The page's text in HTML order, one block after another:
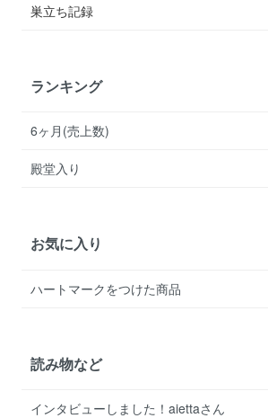
巣立ち記録
ランキング
6ヶ月(売上数)
殿堂入り
お気に入り
ハートマークをつけた商品
読み物など
インタビューしました！aiettaさん